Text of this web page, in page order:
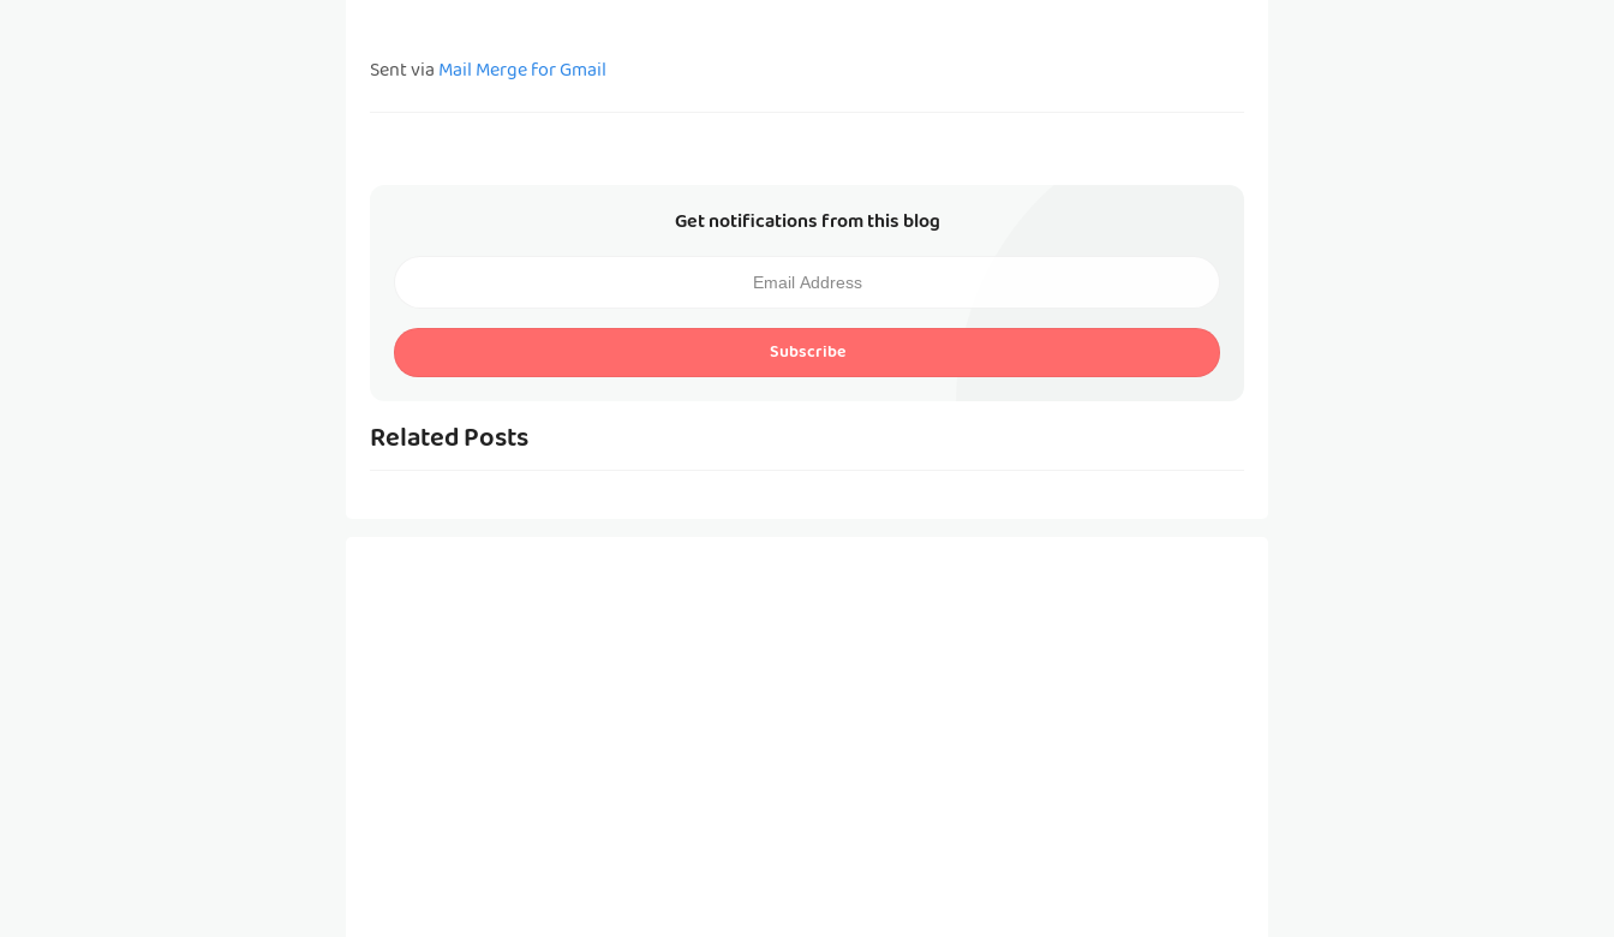
Sent viaMail Merge for Gmail
Get notifications from this blog
Subscribe
Related Posts